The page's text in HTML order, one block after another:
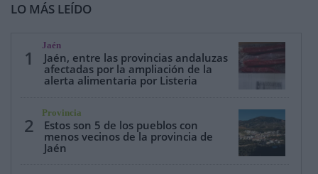
LO MÁS LEÍDO
1
Jaén
Jaén, entre las provincias andaluzas
afectadas por la ampliación de la
alerta alimentaria por Listeria
2
Provincia
Estos son 5 de los pueblos con
menos vecinos de la provincia de
Jaén